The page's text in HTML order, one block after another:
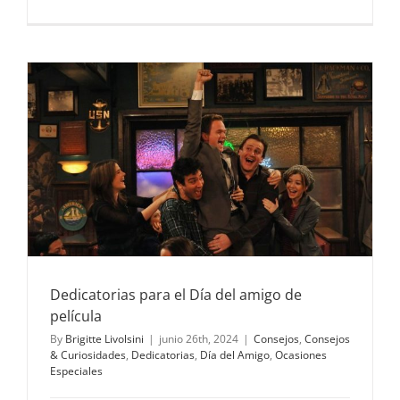
llevo
en
la
primera
cita?
Dedicatorias para el Día del amigo de
película
By Brigitte Livolsini | junio 26th, 2024 | Consejos, Consejos
& Curiosidades, Dedicatorias, Día del Amigo, Ocasiones
Especiales